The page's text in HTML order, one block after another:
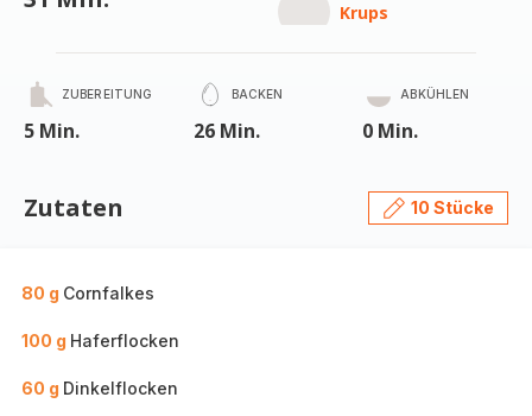
Krups
ZUBEREITUNG
5 Min.
BACKEN
26 Min.
ABKÜHLEN
0 Min.
Zutaten 10 Stücke
80 g Cornfalkes
100 g Haferflocken
60 g Dinkelflocken